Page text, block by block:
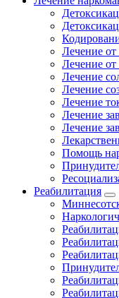
Лечение
Лечение от
Лечение
Лечение
Лечение
Лечение
Лечение
Помощь
Реабилитация